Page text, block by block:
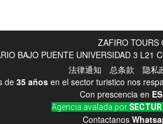
健康
水疗中心
ZAFIRO TOURS
BAJO PUENTE UNIVERSIDAD 3
法律通知 总条款 隐私
de35 años en el sector turistico nos
Con prescencia en
Agencia avalada por SECTUR
Contactanos